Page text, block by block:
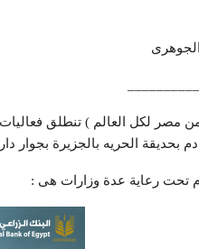
تحت رعاية عدة وزارات هى :